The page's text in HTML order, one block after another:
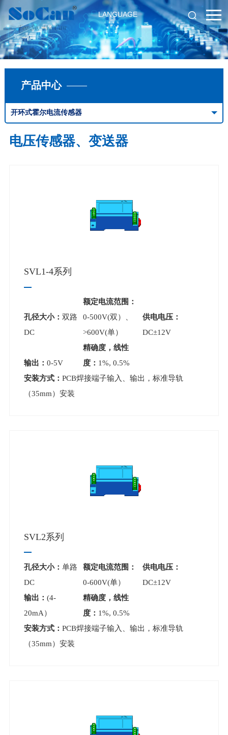
LANGUAGE
产品中心
开环式霍尔电流传感器
电压传感器、变送器
SVL1-4系列
孔径大小： 双路
DC
额定电流范围：
0-500V(双）、
>600V(单）
供电电压：
DC±12V
输出： 0-5V
精确度，线性
度： 1%, 0.5%
安装方式： PCB焊接端子输入、输出，标准导轨
（35mm）安装
SVL2系列
孔径大小： 单路
DC
额定电流范围：
0-600V(单）
供电电压：
DC±12V
输出： (4-
20mA）
精确度，线性
度： 1%, 0.5%
安装方式： PCB焊接端子输入、输出，标准导轨
（35mm）安装